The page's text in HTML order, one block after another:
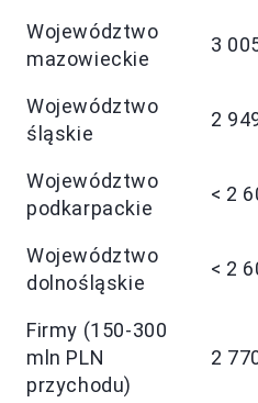
Województwo
mazowieckie
3
Województwo
śląskie
2
Województwo
podkarpackie
< 2
Województwo
dolnośląskie
< 2
Firmy (150-300
mln PLN
przychodu)
2